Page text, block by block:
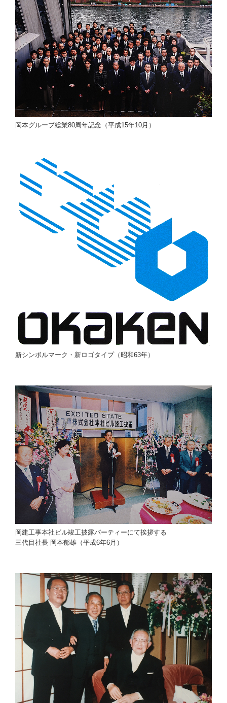
岡本グループ総業80周年記念（平成15年10月）
新シンボルマーク・新ロゴタイプ（昭和63年）
岡建工事本社ビル竣工披露パーティーにて挨拶する
三代目社長 岡本郁雄（平成6年6月）